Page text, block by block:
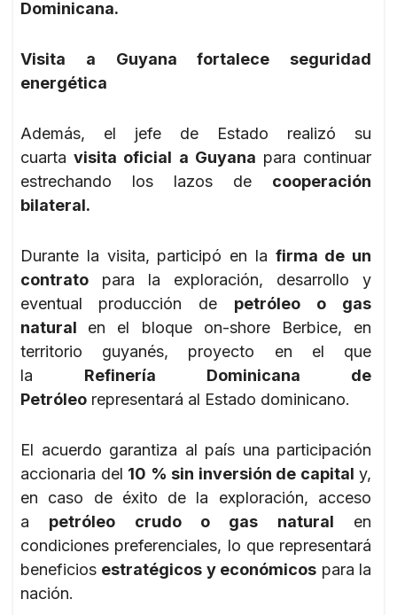
Dominicana.
Visita a Guyana fortalece seguridad
energética
Además, el jefe de Estado realizó su
cuartavisita oficial a Guyana para continuar
estrechando los lazos de cooperación
bilateral.
Durante la visita, participó en la firma de un
contrato para la exploración, desarrollo y
eventual
producción de petróleo o gas
natural en el bloque on-shore Berbice, en
territorio guyanés, proyecto en el que
la Refinería Dominicana de
Petróleo representará al Estado dominicano.
El acuerdo garantiza al país una participación
accionaria del 10 % sin inversión de capital y,
en caso de éxito de la exploración, acceso
a petróleo crudo o gas natural en
condiciones preferenciales, lo que representará
beneficios estratégicos y económicos para la
nación.